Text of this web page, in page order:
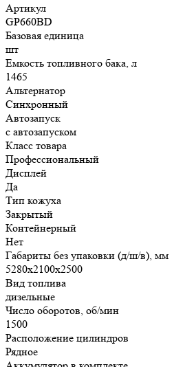
Артикул
GP660BD
Базовая единица
шт
Емкость топливного бака, л
1465
Альтернатор
Синхронный
Автозапуск
с автозапуском
Класс товара
Профессиональный
Дисплей
Да
Тип кожуха
Закрытый
Контейнерный
Нет
Габариты без упаковки (д/ш/в), мм
5280х2100х2500
Вид топлива
дизельные
Число оборотов, об/мин
1500
Расположение цилиндров
Рядное